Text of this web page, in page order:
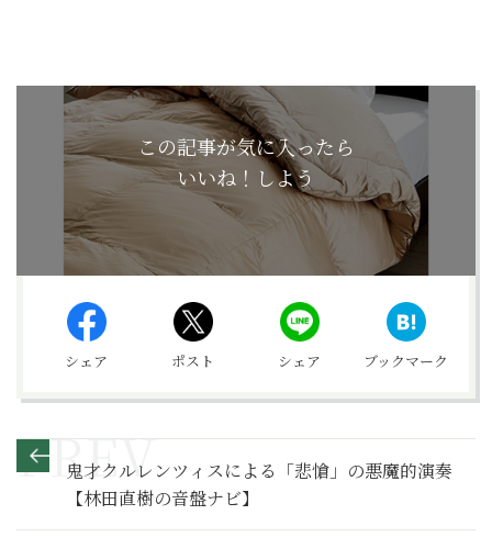
この記事が気に入ったら
いいね！しよう
シェア ポスト シェア ブックマーク
鬼才クルレンツィスによる「悲愴」の悪魔的演奏
【林田直樹の音盤ナビ】